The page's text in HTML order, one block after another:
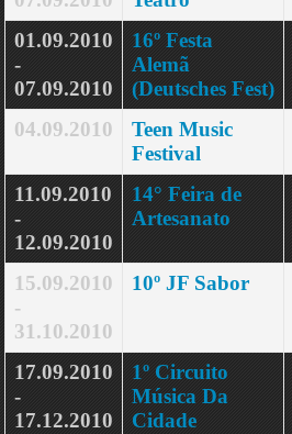
01.09.2010
-
07.09.2010
16º Festa
Alemã
(Deutsches Fest)
04.09.2010
Teen Music
Festival
11.09.2010
-
12.09.2010
14° Feira de
Artesanato
15.09.2010
-
31.10.2010
10º JF Sabor
17.09.2010
-
17.12.2010
1º Circuito
Música Da
Cidade